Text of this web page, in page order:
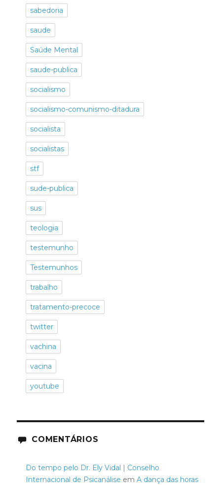
sabedoria
saude
Saúde Mental
saude-publica
socialismo
socialismo-comunismo-ditadura
socialista
socialistas
stf
sude-publica
sus
teologia
testemunho
Testemunhos
trabalho
tratamento-precoce
twitter
vachina
vacina
youtube
COMENTÁRIOS
Do tempo pelo Dr. Ely Vidal | Conselho
Internacional de Psicanálise em A dança das horas